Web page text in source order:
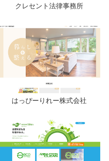
クレセント法律事務所
はっぴーりれー株式会社